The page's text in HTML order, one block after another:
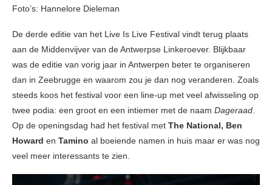
Foto’s: Hannelore Dieleman
De derde editie van het Live Is Live Festival vindt terug plaats
aan de Middenvijver van de Antwerpse Linkeroever. Blijkbaar
was de editie van vorig jaar in Antwerpen beter te organiseren
dan in Zeebrugge en waarom zou je dan nog veranderen. Zoals
steeds koos het festival voor een line-up met veel afwisseling op
twee podia: een groot en een intiemer met de naam Dageraad.
Op de openingsdag had het festival met The National, Ben
Howard en Tamino al boeiende namen in huis maar er was nog
veel meer interessants te zien.